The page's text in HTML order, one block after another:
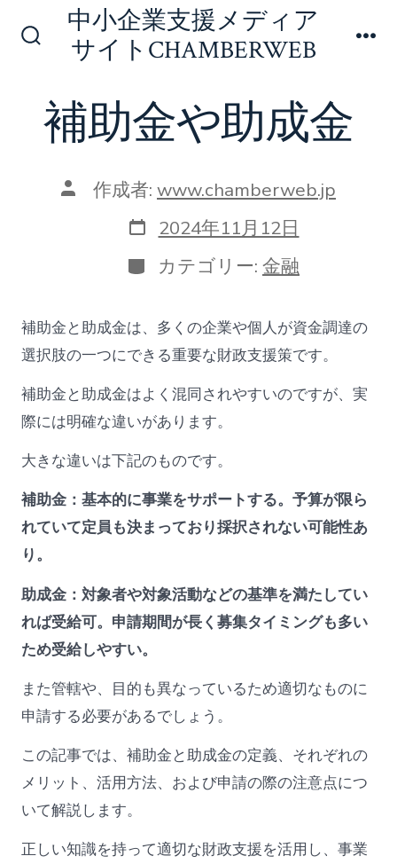
り
替
中小企業支援メディア
サイトCHAMBERWEB
補助金や助成金
投 作成者: www.chamberweb.jp
投
稿
日
2024年11月12日
カ
テ
リ
ー
カテゴリー: 金融
補助金と助成金は、多くの企業や個人が資金調達の
選択肢の一つにできる重要な財政支援策です。
補助金と助成金はよく混同されやすいのですが、実
際には明確な違いがあります。
大きな違いは下記のものです。
補助金：基本的に事業をサポートする。予算が限ら
れていて定員も決まっており採択されない可能性あ
り。
助成金：対象者や対象活動などの基準を満たしてい
れば受給可。申請期間が長く募集タイミングも多い
ため受給しやすい。
また管轄や、目的も異なっているため適切なものに
申請する必要があるでしょう。
この記事では、補助金と助成金の定義、それぞれの
メリット、活用方法、および申請の際の注意点につ
いて解説します。
正しい知識を持って適切な財政支援を活用し、事業